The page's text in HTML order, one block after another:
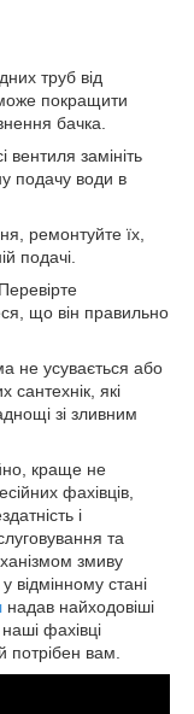
труб від
покращити
бачка.
замініть
подачу води в
ремонтуйте їх,
подачі.
що він правильно
не усувається або
сантехнік, які
зі зливним
краще не
фахівців,
і
та
змиву
відмінному стані
надав найходовіші
, наші фахівці
потрібен вам.